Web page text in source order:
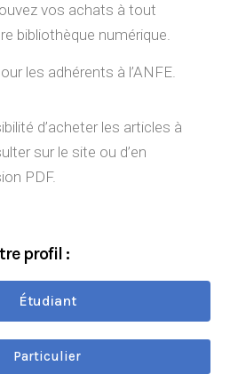
vos achats à tout
bibliothèque numérique.
les adhérents à l’ANFE.
d’acheter les articles à
sur le site ou d’en
PDF.
profil :
Étudiant
Particulier